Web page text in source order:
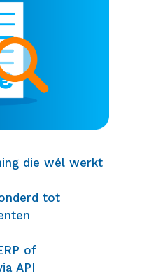
die wél werkt
tot
of
API